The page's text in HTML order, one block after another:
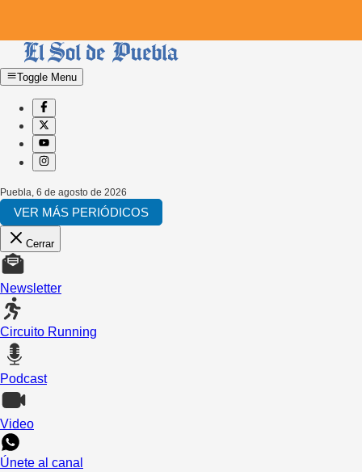
Toggle Menu
Puebla 6 de agosto de 2026
VER MÁS PERIÓDICOS
Cerrar
Newsletter
Circuito Running
Podcast
Video
Únete al canal